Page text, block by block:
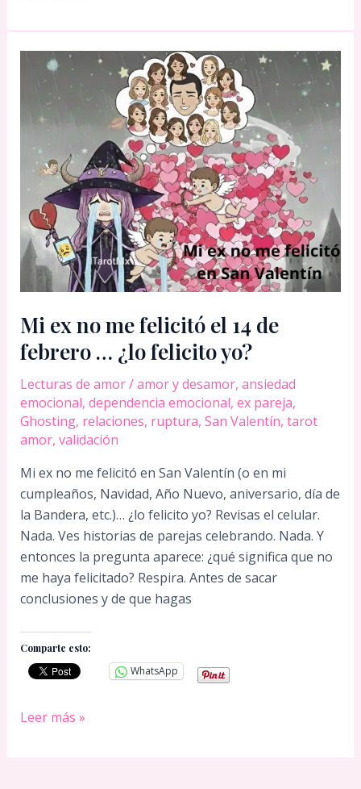
se
está
alejando
hacer
Mi ex no me felicitó el 14 de
febrero … ¿lo felicito yo?
Lecturas de amor/amor y desamor, ansiedad
emocional, dependencia emocional, ex pareja,
Ghosting, relaciones, ruptura, San Valentín, tarot
amor, validación
Mi ex no me felicitó en San Valentín (o en mi
cumpleaños, Navidad, Año Nuevo, aniversario, día de
la Bandera, etc.)… ¿lo felicito yo? Revisas el celular.
Nada. Ves historias de parejas celebrando. Nada. Y
entonces la pregunta aparece: ¿qué significa que no
me haya felicitado? Respira. Antes de sacar
conclusiones y de que hagas
Comparte esto:
WhatsApp
Mi
Leer más »